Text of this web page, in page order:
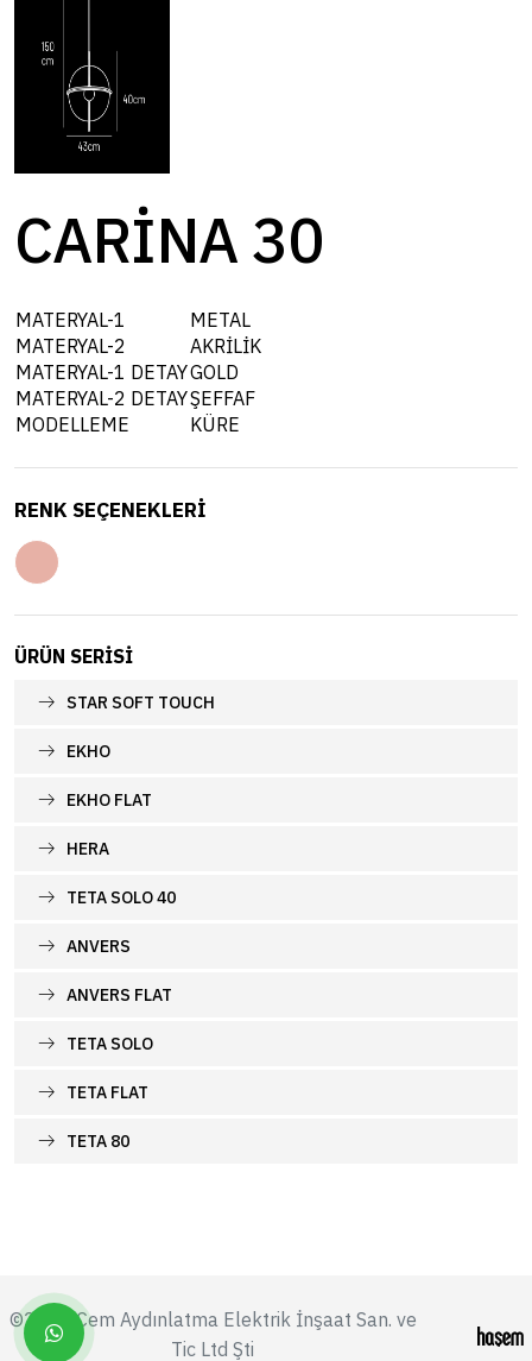
CARİNA 30
MATERYAL-1
METAL
MATERYAL-2
AKRİLİK
MATERYAL-1 DETAYGOLD
MATERYAL-2 DETAYŞEFFAF
MODELLEME
KÜRE
RENK SEÇENEKLERİ
ÜRÜN SERISI
STAR SOFT TOUCH
EKHO
EKHO FLAT
HERA
TETA SOLO 40
ANVERS
ANVERS FLAT
TETA SOLO
TETA FLAT
TETA 80
©2026 Cem Aydınlatma Elektrik İnşaat San. ve
Tic Ltd Şti